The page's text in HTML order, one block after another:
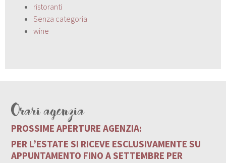
ristoranti
Senza categoria
wine
Orari agenzia
PROSSIME APERTURE AGENZIA:
PER L’ESTATE SI RICEVE ESCLUSIVAMENTE SU
APPUNTAMENTO FINO A SETTEMBRE PER